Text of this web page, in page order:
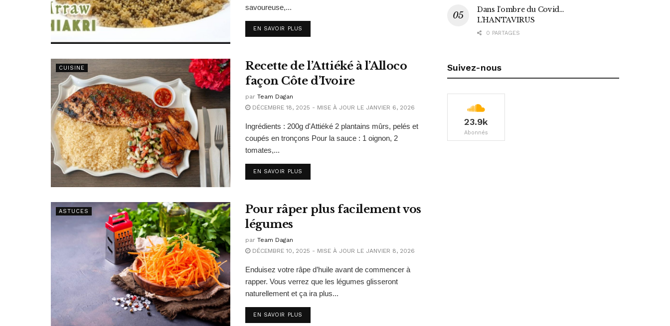
savoureuse,...
EN SAVOIR PLUS
CUISINE
Recette de l’Attiéké à l’Alloco
façon Côte d’Ivoire
par Team Dagan
DÉCEMBRE 18, 2025 - MISE À JOUR LE JANVIER 6, 2026
Ingrédients : 200g d'Attiéké 2 plantains mûrs, pelés et
coupés en tronçons Pour la sauce : 1 oignon, 2
tomates,...
EN SAVOIR PLUS
ASTUCES
Pour râper plus facilement vos
légumes
par Team Dagan
DÉCEMBRE 10, 2025 - MISE À JOUR LE JANVIER 8, 2026
Enduisez votre râpe d’huile avant de commencer à
rapper. Vous verrez que les légumes glisseront
naturellement et ça ira plus...
EN SAVOIR PLUS
Dans l’ombre du Covid…
L’HANTAVIRUS
0 PARTAGES
Suivez-nous
23.9k
Abonnés